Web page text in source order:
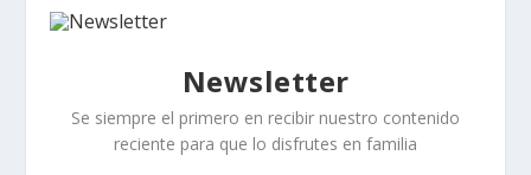
Newsletter
Se siempre el primero en recibir nuestro contenido
reciente para que lo disfrutes en familia